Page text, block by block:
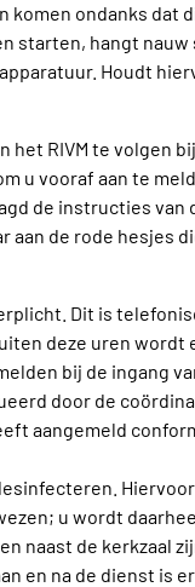
komen ondanks dat
starten, hangt
Houdt
het RIVM te volgen
u vooraf aan te
de instructies
aan de rode hesjes
Dit is
deze uren
bij de ingang
door de
aangemeld
u wordt
naast de kerkzaal
en na de dienst is